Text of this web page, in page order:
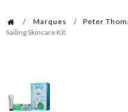
Marques Peter
Sailing Skincare Kit